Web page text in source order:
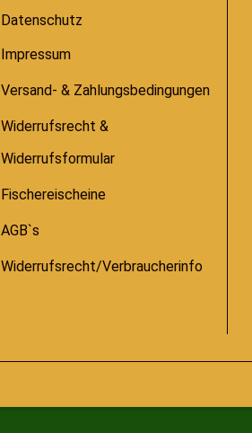
Datenschutz
Impressum
Versand- & Zahlungsbedingungen
Widerrufsrecht &
Widerrufsformular
Fischereischeine
AGB`s
Widerrufsrecht/Verbraucherinfo